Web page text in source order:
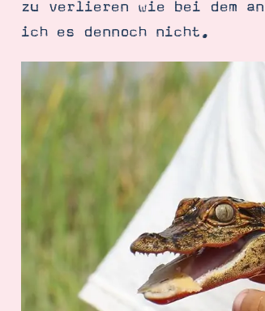
zu verlieren wie bei dem
ich es dennoch nicht.